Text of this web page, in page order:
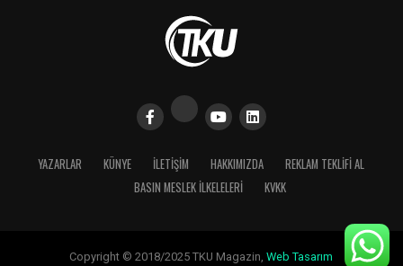
YAZARLAR KÜNYE İLETIŞIM HAKKIMIZDA
REKLAM TEKLİFİ AL
BASIN MESLEK İLKELELERI
KVKK
Copyright © 2018/2025 TKU Magazin,Web Tasarım